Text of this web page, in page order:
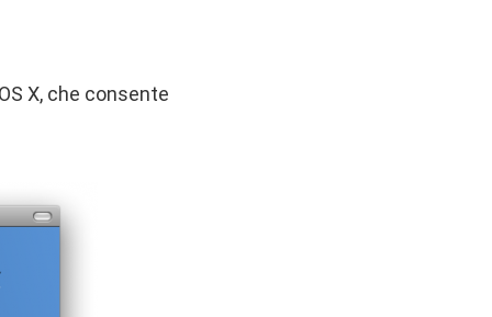
X, che consente